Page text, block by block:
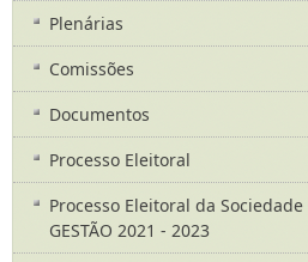
Plenárias
Comissões
Documentos
Processo Eleitoral
Processo Eleitoral da Sociedade
GESTÃO 2021 - 2023